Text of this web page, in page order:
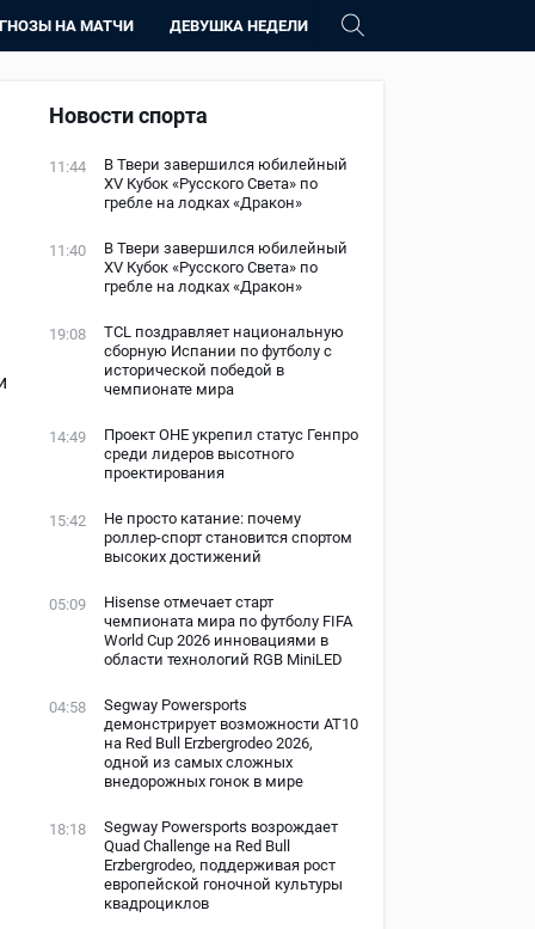
НА МАТЧИ ДЕВУШКА НЕДЕЛИ
Новости спорта
11:44
В Твери завершился юбилейный
XV Кубок «Русского Света» по
гребле на лодках «Дракон»
11:40
В Твери завершился юбилейный
XV Кубок «Русского Света» по
гребле на лодках «Дракон»
19:08
TCL поздравляет национальную
сборную Испании по футболу с
исторической победой в
чемпионате мира
14:49
Проект ОНЕ укрепил статус Генпро
среди лидеров высотного
проектирования
15:42
Не просто катание: почему
роллер-спорт становится спортом
высоких достижений
05:09
Hisense отмечает старт
чемпионата мира по футболу FIFA
World Cup 2026 инновациями в
области технологий RGB MiniLED
04:58
Segway Powersports
демонстрирует возможности AT10
на Red Bull Erzbergrodeo 2026,
одной из самых сложных
внедорожных гонок в мире
18:18
Segway Powersports возрождает
Quad Challenge на Red Bull
Erzbergrodeo, поддерживая рост
европейской гоночной культуры
квадроциклов